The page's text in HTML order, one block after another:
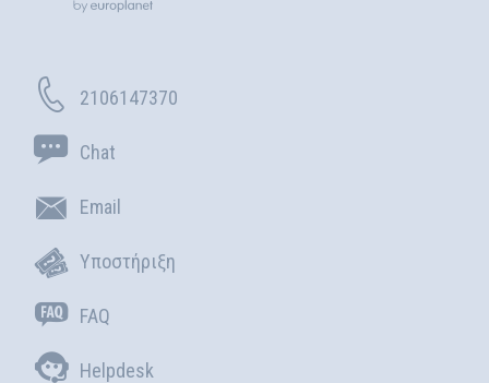
2106147370
Chat
Email
Υποστήριξη
FAQ
Helpdesk